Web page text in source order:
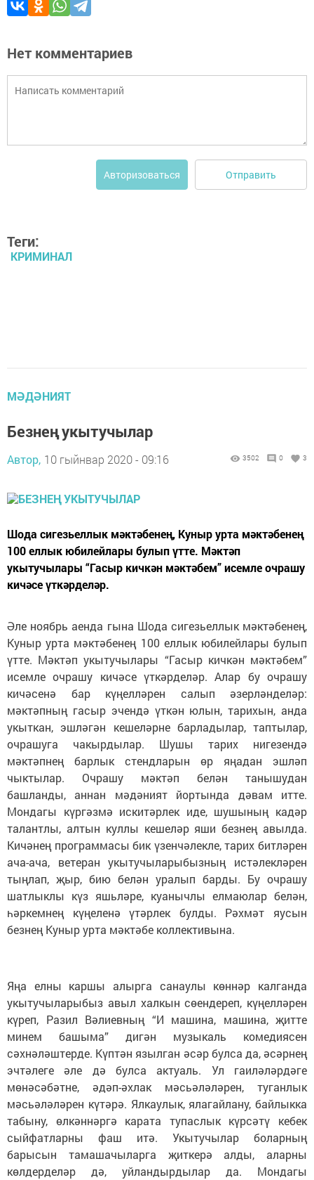
Нет комментариев
Авторизоваться Отправить
Теги:
КРИМИНАЛ
МӘДӘНИЯТ
Безнең укытучылар
Автор, 10 гыйнвар 2020 - 09:16 3502 0 3
Шода сигезьеллык мәктәбенең, Куныр урта мәктәбенең
100 еллык юбилейлары булып үтте. Мәктәп
укытучылары “Гасыр кичкән мәктәбем” исемле очрашу
кичәсе үткәрделәр.
Әле ноябрь аенда гына Шода сигезьеллык мәктәбенең,
Куныр урта мәктәбенең 100 еллык юбилейлары булып
үтте. Мәктәп укытучылары “Гасыр кичкән мәктәбем”
исемле очрашу кичәсе үткәрделәр. Алар бу очрашу
кичәсенә бар күңелләрен салып әзерләнделәр:
мәктәпның гасыр эчендә үткән юлын, тарихын, анда
укыткан, эшләгән кешеләрне барладылар, таптылар,
очрашуга чакырдылар. Шушы тарих нигезендә
мәктәпнең барлык стендларын өр яңадан эшләп
чыктылар. Очрашу мәктәп белән танышудан
башланды, аннан мәдәният йортында дәвам итте.
Мондагы күргәзмә искитәрлек иде, шушының кадәр
талантлы, алтын куллы кешеләр яши безнең авылда.
Кичәнең программасы бик үзенчәлекле, тарих битләрен
ача-ача, ветеран укытучыларыбызның истәлекләрен
тыңлап, җыр, бию белән уралып барды. Бу очрашу
шатлыклы күз яшьләре, куанычлы елмаюлар белән,
һәркемнең күңеленә үтәрлек булды. Рәхмәт яусын
безнең Куныр урта мәктәбе коллективына.
Яңа елны каршы алырга санаулы көннәр калганда
укытучыларыбыз авыл халкын сөендереп, күңелләрен
күреп, Разил Вәлиевның “И машина, машина, җитте
минем башыма” дигән музыкаль комедиясен
сәхнәләштерде. Күптән язылган әсәр булса да, әсәрнең
эчтәлеге әле дә булса актуаль. Ул гаиләләрдәге
мөнәсәбәтне, әдәп-әхлак мәсьәләләрен, туганлык
мәсьәләләрен күтәрә. Ялкаулык, ялагайлану, байлыкка
табыну, өлкәннәргә карата тупаслык күрсәтү кебек
сыйфатларны фаш итә. Укытучылар боларның
барысын тамашачыларга җиткерә алды, аларны
көлдерделәр дә, уйландырдылар да. Мондагы